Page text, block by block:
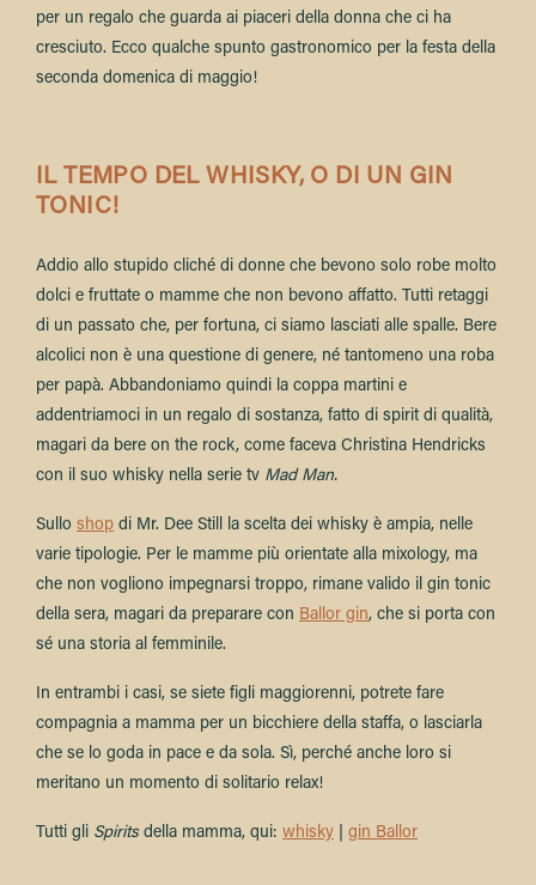
per un regalo che guarda ai piaceri della donna che ci ha
cresciuto. Ecco qualche spunto gastronomico per la festa della
seconda domenica di maggio!
IL TEMPO DEL WHISKY, O DI UN GIN
TONIC!
Addio allo stupido cliché di donne che bevono solo robe molto
dolci e fruttate o mamme che non bevono affatto. Tutti retaggi
di un passato che, per fortuna, ci siamo lasciati alle spalle. Bere
alcolici non è una questione di genere, né tantomeno una roba
per papà. Abbandoniamo quindi la coppa martini e
addentriamoci in un regalo di sostanza, fatto di spirit di qualità,
magari da bere on the rock, come faceva Christina Hendricks
con il suo whisky nella serie tv Mad Man.
Sullo shop di Mr. Dee Still
la scelta dei whisky è ampia, nelle
varie tipologie. Per le mamme più orientate alla mixology, ma
che non vogliono impegnarsi troppo, rimane valido il gin tonic
della sera, magari da preparare con Ballor gin, che si porta con
sé una storia al femminile.
In entrambi i casi, se siete figli maggiorenni, potrete fare
compagnia a mamma per un bicchiere della staffa, o lasciarla
che se lo goda in pace e da sola. Sì, perché anche loro si
meritano un momento di solitario relax!
Tutti gli Spiritsdella mamma, qui: whisky gin Ballor